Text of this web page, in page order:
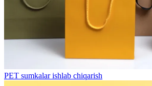
PET sumkalar ishlab chiqarish